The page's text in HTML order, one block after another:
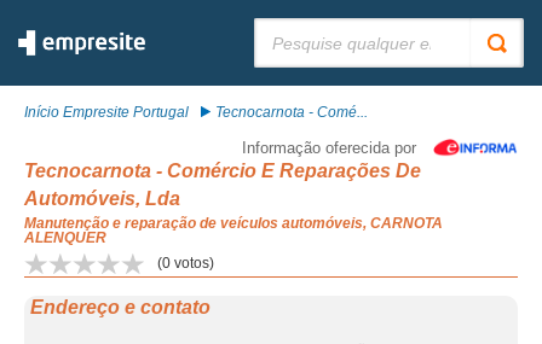
Início Empresite Portugal Tecnocarnota - Comé...
Informação oferecida por
Tecnocarnota - Comércio E Reparações De
Automóveis, Lda
Manutenção e reparação de veículos automóveis, CARNOTA
ALENQUER
(0 votos)
Endereço e contato